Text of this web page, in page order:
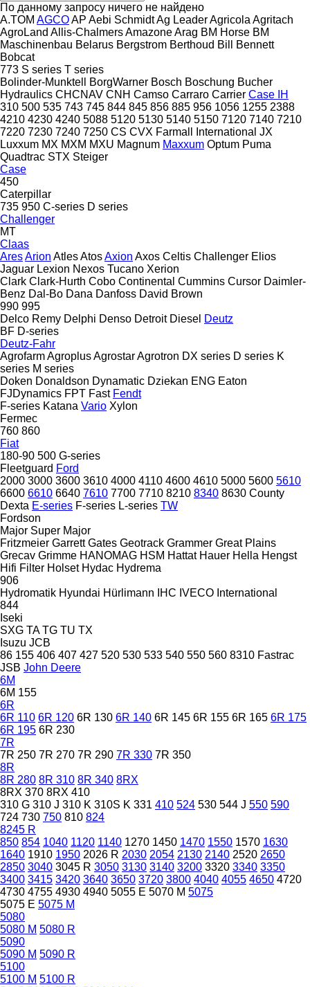
По данному запросу ничего не найдено
A.TOM AGCOAP Aebi SchmidtAg LeaderAgricola Agritach
AgroLand Allis-ChalmersAmazoneArag BM Horse BM
Maschinenbau Belarus Bergstrom Berthoud Bill Bennett
Bobcat
773 S series T series
Bolinder-Munktell
BorgWarner Bosch Boschung Bucher
Hydraulics CHCNAV CNH Camso Carraro Carrier Case IH
310 500 535 743 745 844 845 856 885 956 1056 1255 2388
4210 4230 4240 5088 5120 5130 5140 5150 7120 7140 7210
7220 7230 7240 7250 CS CVX Farmall International JX
Luxxum MX MXM MXU Magnum Maxxum Optum Puma
Quadtrac STX Steiger
Case
450
Caterpillar
735 950 C-series D series
Challenger
MT
Claas
AresArion AtlesAtosAxion Axos Celtis Challenger Elios
Jaguar Lexion Nexos Tucano Xerion
Clark Clark-Hurth Cobo Continental Cummins Cursor Daimler-
Benz Dal-Bo Dana Danfoss David Brown
990 995
Delco Remy Delphi Denso Detroit Diesel Deutz
BF D-series
Deutz-Fahr
AgrofarmAgroplusAgrostarAgrotron DX series D series K
series M series
Doken Donaldson Dynamatic Dziekan ENG Eaton
FJDynamics FPT Fast Fendt
F-series Katana Vario Xylon
Fermec
760 860
Fiat
180-90 500 G-series
Fleetguard Ford
2000 3000 3600 3610 4000 4110 4600 4610 5000 5600 5610
6600 6610 6640 7610 7700 7710 8210 8340 8630 County
Dexta E-series F-series L-series TW
Fordson
Major Super Major
Fritzmeier Garrett Gates Geotrack Grammer Great Plains
Grecav Grimme HANOMAG HSM Hattat Hauer Hella Hengst
Hifi Filter Holset Hydac Hydrema
906
Hydromatik Hyundai Hürlimann IHC IVECO International
844
Iseki
SXG TA TG TU TX
Isuzu JCB
86 155 406 407 427 520 530 533 540 550 560 8310 Fastrac
JSB John Deere
6M
6M 155
6R
6R 110 6R 120 6R 130 6R 140 6R 145 6R 155 6R 165 6R 175
6R 195 6R 230
7R
7R 250 7R 270 7R 290 7R 330 7R 350
8R
8R 280 8R 310 8R 340 8RX
8RX 370 8RX 410
310 G 310 J 310 K 310S K 331 410 524 530 544 J 550 590
724 730 750 810 824
8245 R
850 854 1040 1120 1140 1270 1450 1470 1550 1570 1630
1640 1910 1950 2026 R 2030 2054 2130 2140 2520 2650
2850 3040 3045 R 3050 3130 3140 3200 3320 3340 3350
3400 3415 3420 3640 3650 3720 3800 4040 4055 4650 4720
4730 4755 4930 4940 5055 E 5070 M 5075
5075 E 5075 M
5080
5080 M 5080 R
5090
5090 M 5090 R
5100
5100 M 5100 R